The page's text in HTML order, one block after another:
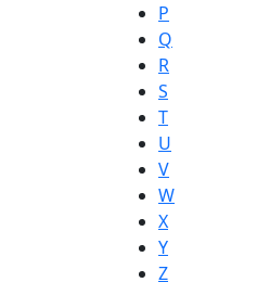
P
Q
R
S
T
U
V
W
X
Y
Z